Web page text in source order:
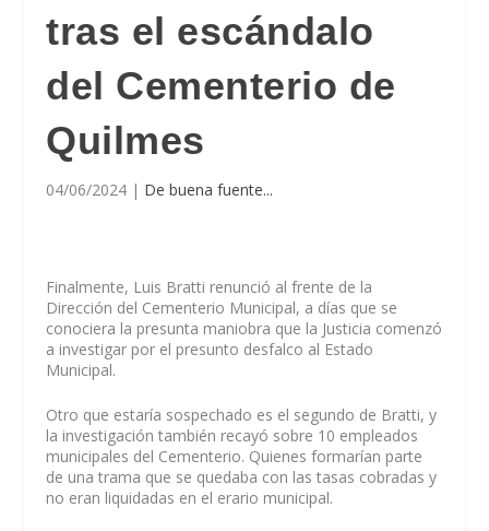
tras el escándalo
del Cementerio de
Quilmes
04/06/2024 | De buena fuente...
Finalmente, Luis Bratti renunció al frente de la
Dirección del Cementerio Municipal, a días que se
conociera la presunta maniobra que la Justicia comenzó
a investigar por el presunto desfalco al Estado
Municipal.
Otro que estaría sospechado es el segundo de Bratti, y
la investigación también recayó sobre 10 empleados
municipales del Cementerio. Quienes formarían parte
de una trama que se quedaba con las tasas cobradas y
no eran liquidadas en el erario municipal.